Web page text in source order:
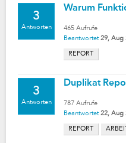
3
Antworten
Warum
465 Aufrufe
Beantwortet 29, Aug
REPORT
3
Antworten
Duplikat
787 Aufrufe
Beantwortet 22, Aug
REPORT